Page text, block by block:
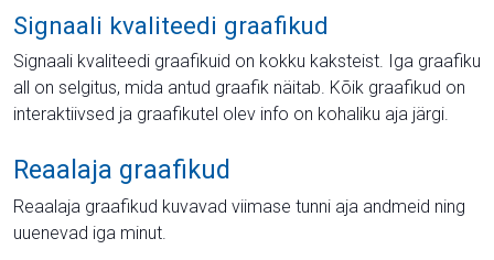
Signaali kvaliteedi graafikud
Signaali kvaliteedi graafikuid on kokku kaksteist. Iga graafiku
all on selgitus, mida antud graafik näitab. Kõik graafikud on
interaktiivsed ja graafikutel olev info on kohaliku aja järgi.
Reaalaja graafikud
Reaalaja graafikud kuvavad viimase tunni aja andmeid ning
uuenevad iga minut.